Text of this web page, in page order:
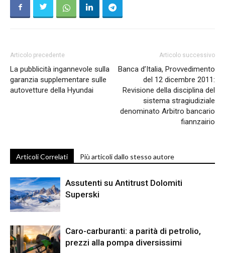
Articolo precedente
La pubblicità ingannevole sulla
garanzia supplementare sulle
autovetture della Hyundai
Articolo successivo
Banca d’Italia, Provvedimento
del 12 dicembre 2011:
Revisione della disciplina del
sistema stragiudiziale
denominato Arbitro bancario
fiannzairio
Articoli Correlati Più articoli dallo stesso autore
Assutenti su Antitrust Dolomiti
Superski
Caro-carburanti: a parità di petrolio,
prezzi alla pompa diversissimi